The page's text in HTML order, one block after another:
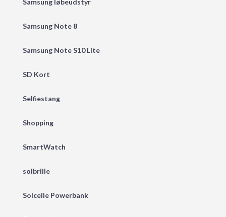
Samsung løbeudstyr
Samsung Note 8
Samsung Note S10 Lite
SD Kort
Selfiestang
Shopping
SmartWatch
solbrille
Solcelle Powerbank